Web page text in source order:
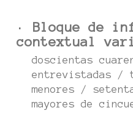
· Bloque de
contextual
doscientas
entrevistadas /
menores /
mayores de